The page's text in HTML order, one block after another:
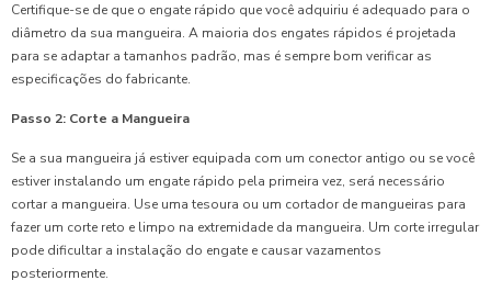
Certifique-se de que o engate rápido que você adquiriu é adequado para o
diâmetro da sua mangueira. A maioria dos engates rápidos é projetada
para se adaptar a tamanhos padrão, mas é sempre bom verificar as
especificações do fabricante.
Passo 2: Corte a Mangueira
Se a sua mangueira já estiver equipada com um conector antigo ou se você
estiver instalando um engate rápido pela primeira vez, será necessário
cortar a mangueira. Use uma tesoura ou um cortador de mangueiras para
fazer um corte reto e limpo na extremidade da mangueira. Um corte irregular
pode dificultar a instalação do engate e causar vazamentos
posteriormente.